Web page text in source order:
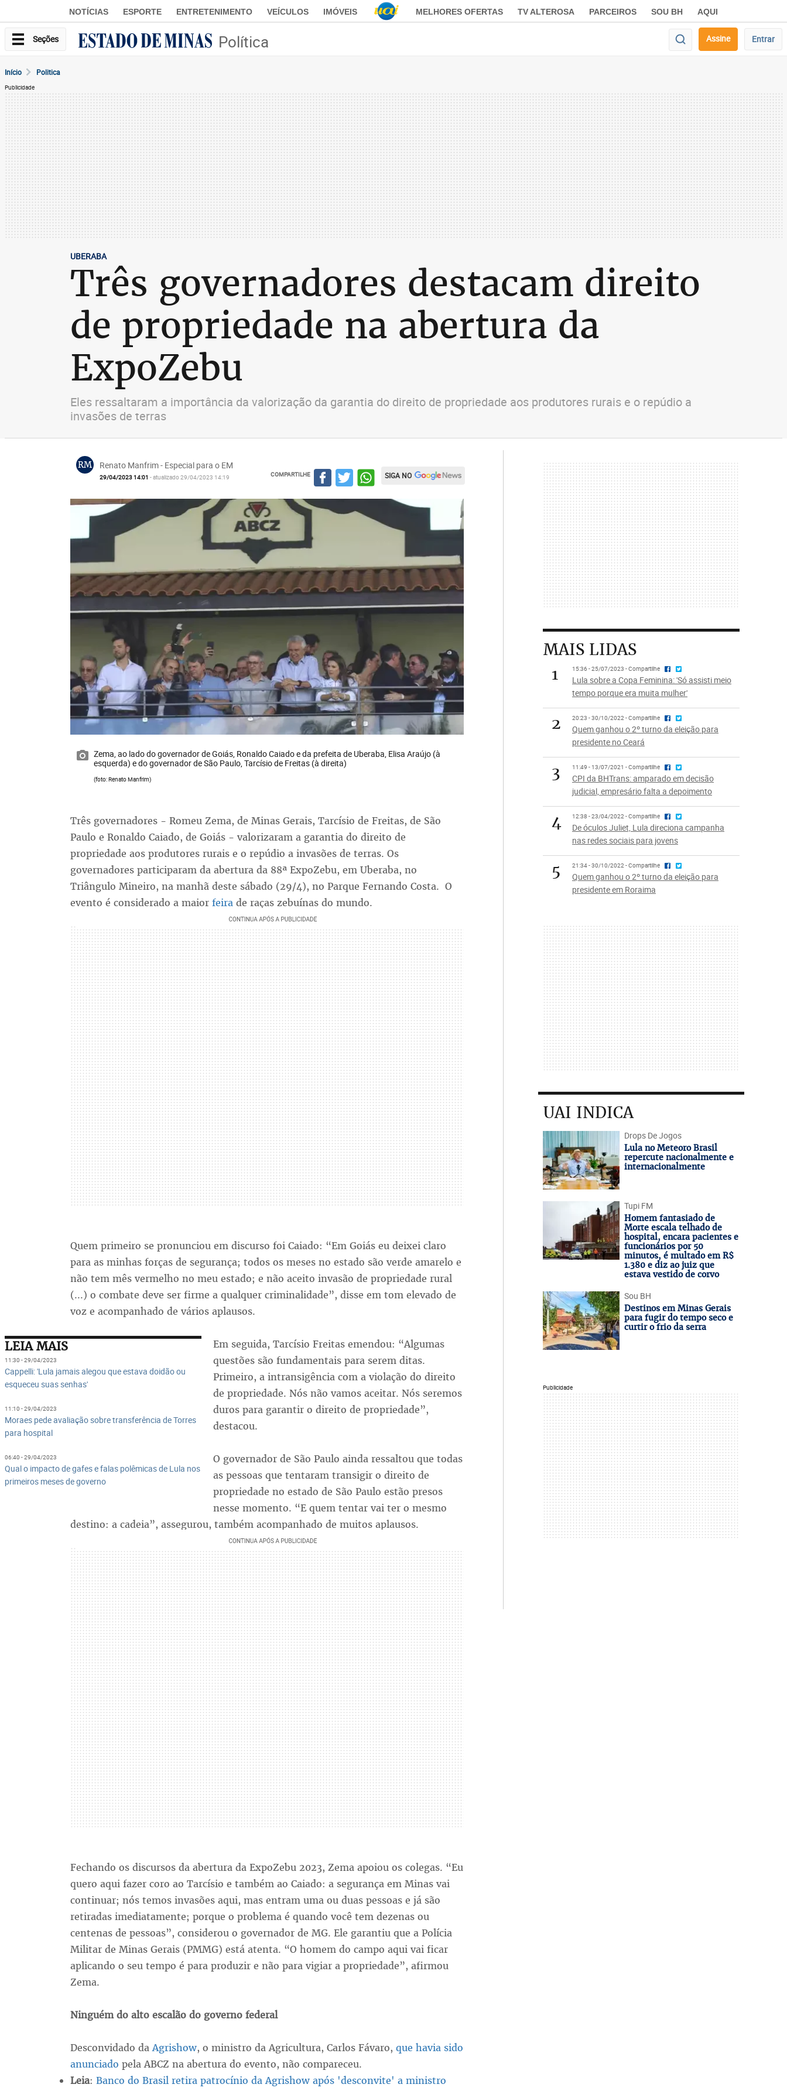
NOTÍCIAS ESPORTE ENTRETENIMENTO VEÍCULOS IMÓVEIS MELHORES OFERTAS TV ALTEROSA PARCEIROS SOU BH AQUI
Seções Política Assine Entrar
Início Politica
Publicidade
UBERABA
Três governadores destacam direito
de propriedade na abertura da
ExpoZebu
Eles ressaltaram a importância da valorização da garantia do direito de propriedade aos produtores rurais e o repúdio a
invasões de terras
RM Renato Manfrim - Especial para o EM
29/04/2023 14:01 - atualizado 29/04/2023 14:19 COMPARTILHE SIGA NO
Zema, ao lado do governador de Goiás, Ronaldo Caiado e da prefeita de Uberaba, Elisa Araújo (à
esquerda) e do governador de São Paulo, Tarcísio de Freitas (à direita)
(foto: Renato Manfrim)
Três governadores - Romeu Zema, de Minas Gerais, Tarcísio de Freitas, de São
Paulo e Ronaldo Caiado, de Goiás - valorizaram a garantia do direito de
propriedade aos produtores rurais e o repúdio a invasões de terras. Os
governadores participaram da abertura da 88ª ExpoZebu, em Uberaba, no
Triângulo Mineiro, na manhã deste sábado (29/4), no Parque Fernando Costa. O
evento é considerado a maior feirade raças zebuínas do mundo.
Quem primeiro se pronunciou em discurso foi Caiado: “Em Goiás eu deixei claro
para as minhas forças de segurança; todos os meses no estado são verde amarelo e
não tem mês vermelho no meu estado; e não aceito invasão de propriedade rural
(...) o combate deve ser firme a qualquer criminalidade”, disse em tom elevado de
voz e acompanhado de vários aplausos.
LEIA MAIS
11:30 - 29/04/2023
Cappelli: 'Lula jamais alegou que estava doidão ou
esqueceu suas senhas'
11:10 - 29/04/2023
Moraes pede avaliação sobre transferência de Torres
para hospital
06:40 - 29/04/2023
Qual o impacto de gafes e falas polêmicas de Lula nos
primeiros meses de governo
Em seguida, Tarcísio Freitas emendou: “Algumas
questões são fundamentais para serem ditas.
Primeiro, a intransigência com a violação do direito
de propriedade. Nós não vamos aceitar. Nós seremos
duros para garantir o direito de propriedade”,
destacou.
O governador de São Paulo ainda ressaltou que todas
as pessoas que tentaram transigir o direito de
propriedade no estado de São Paulo estão presos
nesse momento. “E quem tentar vai ter o mesmo
destino: a cadeia”, assegurou, também acompanhado de muitos aplausos.
Fechando os discursos da abertura da ExpoZebu 2023, Zema apoiou os colegas. “Eu
quero aqui fazer coro ao Tarcísio e também ao Caiado: a segurança em Minas vai
continuar; nós temos invasões aqui, mas entram uma ou duas pessoas e já são
retiradas imediatamente; porque o problema é quando você tem dezenas ou
centenas de pessoas”, considerou o governador de MG. Ele garantiu que a Polícia
Militar de Minas Gerais (PMMG) está atenta. “O homem do campo aqui vai ficar
aplicando o seu tempo é para produzir e não para vigiar a propriedade”, afirmou
Zema.
Ninguém do alto escalão do governo federal
Desconvidado daAgrishow, o ministro da Agricultura, Carlos Fávaro, que havia sido
anunciado pela ABCZ na abertura do evento, não compareceu.
Leia: Banco do Brasil retira patrocínio da Agrishow após 'desconvite' a ministro
MAIS LIDAS
1
15:36 - 25/07/2023 - Compartilhe
Lula sobre a Copa Feminina: 'Só assisti meio
tempo porque era muita mulher'
2 20:23 - 30/10/2022 - Compartilhe
Quem ganhou o 2º turno da eleição para
presidente no Ceará
3 11:49 - 13/07/2021 - Compartilhe
CPI da BHTrans: amparado em decisão
judicial, empresário falta a depoimento
4 12:38 - 23/04/2022 - Compartilhe
De óculos Juliet, Lula direciona campanha
nas redes sociais para jovens
5 21:34 - 30/10/2022 - Compartilhe
Quem ganhou o 2º turno da eleição para
presidente em Roraima
UAI INDICA
Drops De Jogos
Lula no Meteoro Brasil
repercute nacionalmente e
internacionalmente
Tupi FM
Homem fantasiado de
Morte escala telhado de
hospital, encara pacientes e
funcionários por 50
minutos, é multado em R$
1.380 e diz ao juiz que
estava vestido de corvo
Sou BH
Destinos em Minas Gerais
para fugir do tempo seco e
curtir o frio da serra
Publicidade